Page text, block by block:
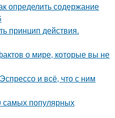
определить содержание
принцип действия.
о мире, которые вы не
и всё, что с ним
популярных